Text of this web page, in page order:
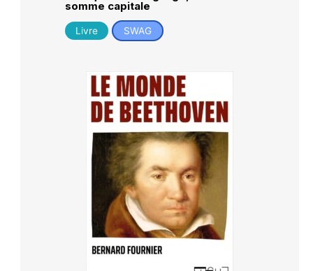
somme capitale
Livre SWAG